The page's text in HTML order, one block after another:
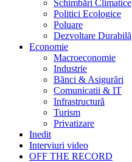
Schimbări Climatice
Politici Ecologice
Poluare
Dezvoltare Durabilă
Economie
Macroeconomie
Industrie
Bănci & Asigurări
Comunicatii & IT
Infrastructură
Turism
Privatizare
Inedit
Interviuri video
OFF THE RECORD